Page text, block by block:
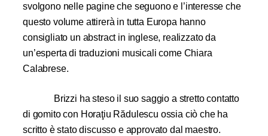
svolgono nelle pagine che seguono e l’interesse che
questo volume attirerà in tutta Europa hanno
consigliato un abstract in inglese, realizzato da
un’esperta di traduzioni musicali come Chiara
Calabrese.
Brizzi ha steso il suo saggio a stretto contatto
di gomito con Horaţiu Rădulescu ossia ciò che ha
scritto è stato discusso e approvato dal maestro.